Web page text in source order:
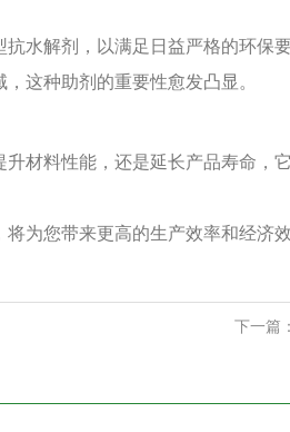
水解剂，以满足日益严格的环保要
这种助剂的重要性愈发凸显。
材料性能，还是延长产品寿命，
为您带来更高的生产效率和经济效
下一篇